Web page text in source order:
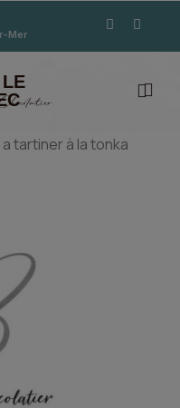
Mer
tartiner à la tonka